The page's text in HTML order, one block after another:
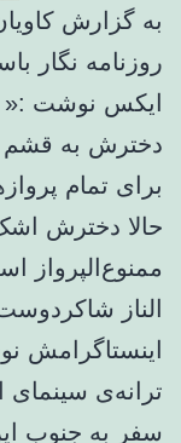
به گزارش
روزنامه نگار
ایکس نوشت :«
دخترش به قشم
برای تمام
حالا دخترش
ممنوع‌الپرواز
الناز
اینستاگرامش
ترانه‌ی سینمای
سفر به جنوب